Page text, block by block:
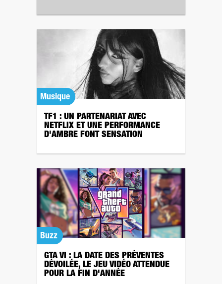
Musique
TF1 : UN PARTENARIAT AVEC
NETFLIX ET UNE PERFORMANCE
D'AMBRE FONT SENSATION
Buzz
GTA VI : LA DATE DES PRÉVENTES
DÉVOILÉE, LE JEU VIDÉO ATTENDUE
POUR LA FIN D'ANNÉE